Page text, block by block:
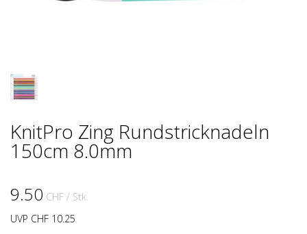
KnitPro Zing Rundstricknadeln
150cm 8.0mm
9.50 CHF / Stk.
UVP CHF 10.25